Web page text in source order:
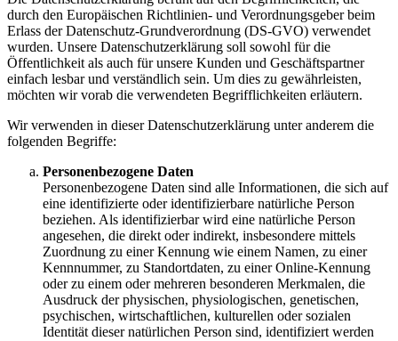
durch den Europäischen Richtlinien- und Verordnungsgeber beim
Erlass der Datenschutz-Grundverordnung (DS-GVO) verwendet
wurden. Unsere Datenschutzerklärung soll sowohl für die
Öffentlichkeit als auch für unsere Kunden und Geschäftspartner
einfach lesbar und verständlich sein. Um dies zu gewährleisten,
möchten wir vorab die verwendeten Begrifflichkeiten erläutern.
Wir verwenden in dieser Datenschutzerklärung unter anderem die
folgenden Begriffe:
Personenbezogene Daten
Personenbezogene Daten sind alle Informationen, die sich auf
eine identifizierte oder identifizierbare natürliche Person
beziehen. Als identifizierbar wird eine natürliche Person
angesehen, die direkt oder indirekt, insbesondere mittels
Zuordnung zu einer Kennung wie einem Namen, zu einer
Kennnummer, zu Standortdaten, zu einer Online-Kennung
oder zu einem oder mehreren besonderen Merkmalen, die
Ausdruck der physischen, physiologischen, genetischen,
psychischen, wirtschaftlichen, kulturellen oder sozialen
Identität dieser natürlichen Person sind, identifiziert werden